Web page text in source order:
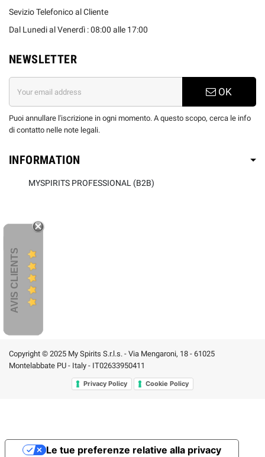
Sevizio Telefonico al Cliente
Dal Lunedi al Venerdì : 08:00 alle 17:00
NEWSLETTER
OK
Puoi annullare l'iscrizione in ogni momento. A questo scopo, cerca le info
di contatto nelle note legali.
INFORMATION
MYSPIRITS PROFESSIONAL (B2B)
AVIS CLIENTS
Copyright © 2025 My Spirits S.r.l.s. - Via Mengaroni, 18 - 61025
Montelabbate PU - Italy - IT02633950411
Privacy Policy Cookie Policy
Le tue preferenze relative alla privacy